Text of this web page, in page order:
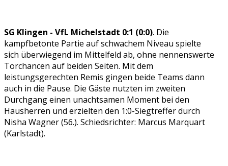
SG Klingen - VfL Michelstadt 0:1 (0:0). Die
kampfbetonte Partie auf schwachem Niveau spielte
sich überwiegend im Mittelfeld ab, ohne nennenswerte
Torchancen auf beiden Seiten. Mit dem
leistungsgerechten Remis gingen beide Teams dann
auch in die Pause. Die Gäste nutzten im zweiten
Durchgang einen unachtsamen Moment bei den
Hausherren und erzielten den 1:0-Siegtreffer durch
Nisha Wagner (56.). Schiedsrichter: Marcus Marquart
(Karlstadt).